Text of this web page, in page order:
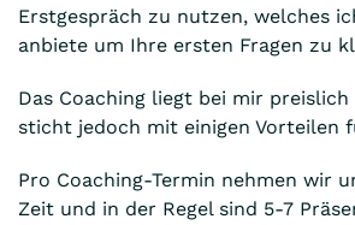
Erstgespräch zu nutzen, welches
anbiete um Ihre ersten Fragen zu
Das Coaching liegt bei mir
sticht jedoch mit einigen Vorteilen
Pro Coaching-Termin nehmen wir
Zeit und in der Regel sind 5-7